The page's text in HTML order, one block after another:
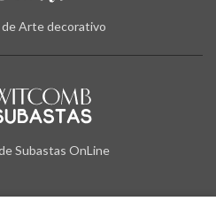
de Arte decorativo
Subastas OnLine